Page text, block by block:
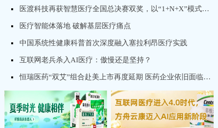
医渡科技再获智慧医疗全国总决赛双奖，以“1+N+X”模式打造专科医院数字化转型标杆
医疗智能体落地 破解基层医疗痛点
中国系统性健康科普首次深度融入塞拉利昂医疗实践
互联网老兵杀入AI医疗：傲慢还是坚持？
恒瑞医药“双艾”组合赴美上市再度延期 医药企业依旧面临出海“获批”难题